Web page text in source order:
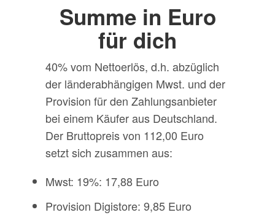
Summe in Euro
für dich
40% vom Nettoerlös, d.h. abzüglich
der länderabhängigen Mwst. und der
Provision für den Zahlungsanbieter
bei einem Käufer aus Deutschland.
Der Bruttopreis von 112,00 Euro
setzt sich zusammen aus:
Mwst: 19%: 17,88 Euro
Provision Digistore: 9,85 Euro